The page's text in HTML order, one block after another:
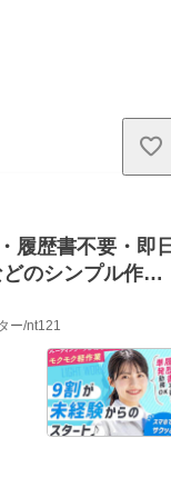
履歴書不要・即
のシンプル作業
ー/nt121